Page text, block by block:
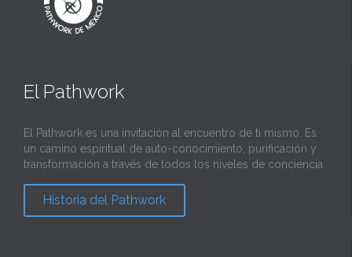
El Pathwork
El Pathwork es una invitación al encuentro de ti mismo. Es
un camino espiritual de auto-conocimiento, purificación y
transformación a través de todos los niveles de conciencia.
Historia del Pathwork